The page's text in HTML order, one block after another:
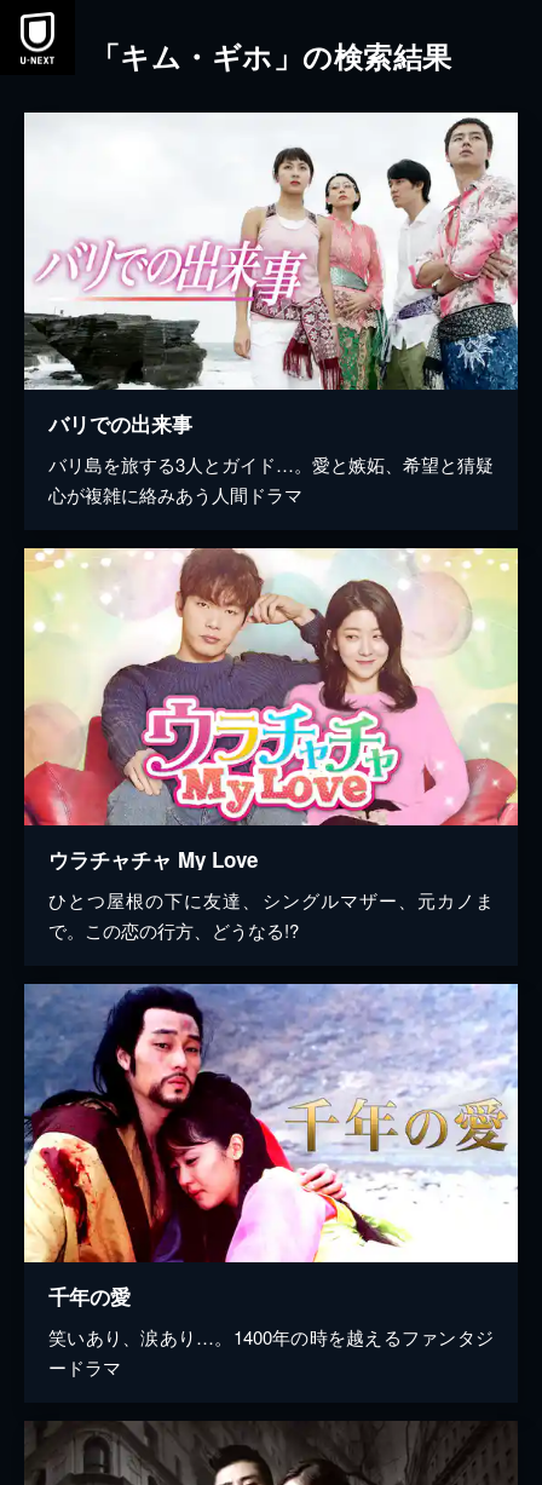
本文へスキップ
「キム・ギホ」の検索結果
バリでの出来事
バリ島を旅する3人とガイド…。愛と嫉妬、希望と猜疑
心が複雑に絡みあう人間ドラマ
ウラチャチャ My Love
ひとつ屋根の下に友達、シングルマザー、元カノま
で。この恋の行方、どうなる!?
千年の愛
笑いあり、涙あり…。1400年の時を越えるファンタジ
ードラマ